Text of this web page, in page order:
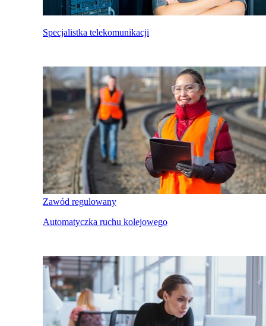
Specjalistka telekomunikacji
Zawód regulowany
Automatyczka ruchu kolejowego